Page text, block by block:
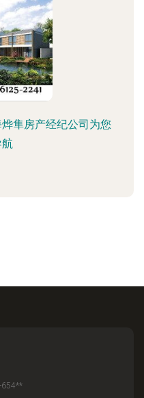
隼房产经纪公司为您
654**